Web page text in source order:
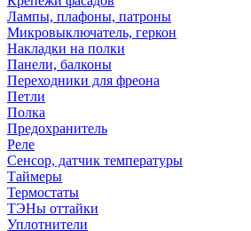
Лампы, плафоны, патроны
Микровыключатель, геркон
Накладки на полки
Панели, балконы
Переходники для фреона
Петли
Полка
Предохранитель
Реле
Сенсор, датчик температуры
Таймеры
Термостаты
ТЭНы оттайки
Уплотнители